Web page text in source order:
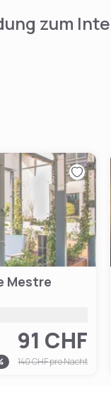
zum
Mestre
91 CHF
140 CHFpro Nacht